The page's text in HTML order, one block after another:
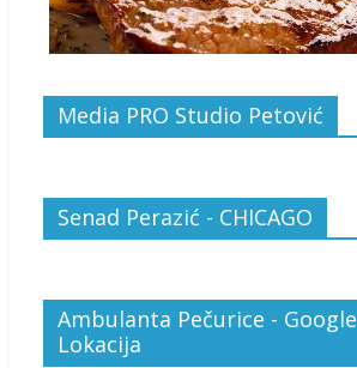
Media PRO Studio Petović
Senad Perazić - CHICAGO
Ambulanta Pečurice - Google
Lokacija